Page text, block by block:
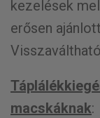
kezelések
erősen
macskáknak: